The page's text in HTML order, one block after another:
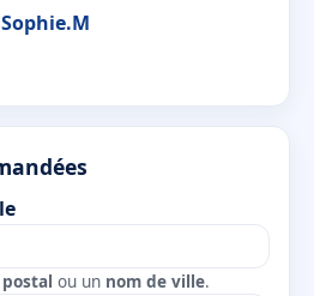
Sophie.M
ou un nom de ville.